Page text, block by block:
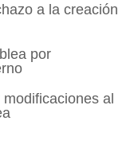
a la creación
por
al